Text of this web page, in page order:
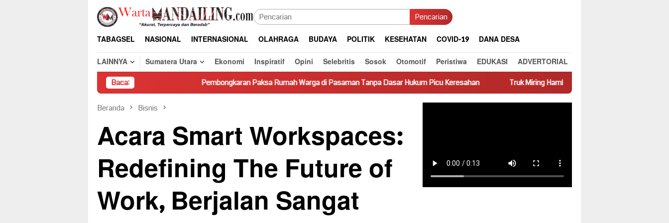
Loncat
konten
Pencarian
TABAGSEL NASIONAL INTERNASIONAL OLAHRAGA BUDAYA POLITIK KESEHATAN COVID-19
DANA DESA
LAINNYA
Sumatera Utara Ekonomi Inspiratif Opini Selebritis Sosok Otomotif Peristiwa EDUKASI ADVERTORIAL
Baca: Pembongkaran Paksa Rumah Warga di Pasaman Tanpa Dasar Hukum Picu Keresahan Truk Miring Hambat Arus Lalu Lintas di Jalan Panti–Simpang Empat
Beranda Bisnis
Acara Smart Workspaces:
Redefining The Future of
Work, Berjalan Sangat